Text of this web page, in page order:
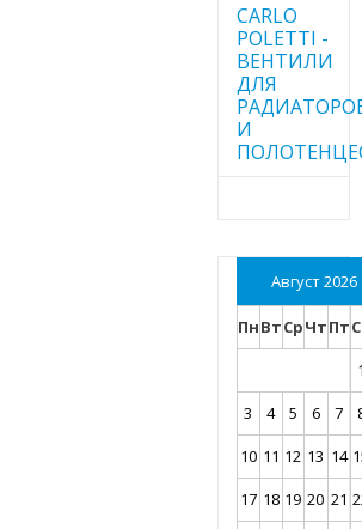
CARLO
POLETTI -
ВЕНТИЛИ
ДЛЯ
И
Август 2026
ПнВтСрЧтПт
3
4 5 6 7
10 11 12 13 14
17 18 19 20 21